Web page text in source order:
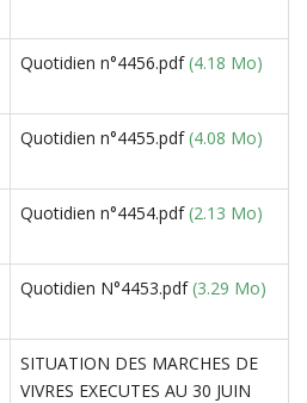
Quotidien n°4456.pdf (4.18 Mo)
Quotidien n°4455.pdf (4.08 Mo)
Quotidien n°4454.pdf (2.13 Mo)
Quotidien N°4453.pdf (3.29 Mo)
SITUATION DES MARCHES DE
VIVRES EXECUTES AU 30 JUIN